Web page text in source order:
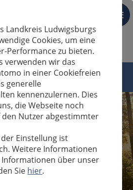
DE
Landkreis Ludwigsburgs
Cookies, um eine
Performance zu bieten.
verwenden wir das
in einer Cookiefreien
generelle
kennenzulernen. Dies
die Webseite noch
Nutzer abgestimmter
Einstellung ist
Weitere Informationen
Informationen über unser
Sie hier.